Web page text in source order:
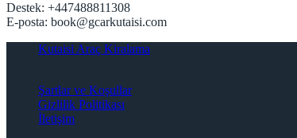
Destek: +447488811308
E-posta: book@gcarkutaisi.com
Kutaisi Araç Kiralama
Şartlar ve Koşullar
Gizlilik Politikası
İletişim